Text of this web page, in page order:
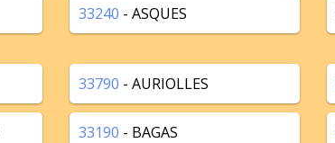
33240 - ASQUES
33790 - AURIOLLES
33190 - BAGAS